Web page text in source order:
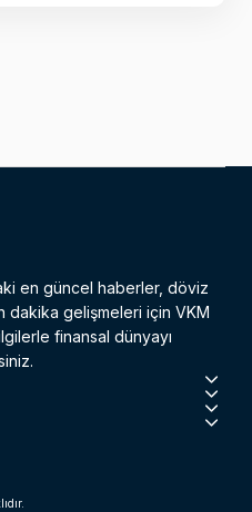
en güncel haberler, döviz
dakika gelişmeleri için VKM
finansal dünyayı